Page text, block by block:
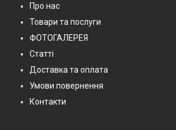
Про нас
Товари та послуги
ФОТОГАЛЕРЕЯ
Статті
Доставка та оплата
Умови повернення
Контакти